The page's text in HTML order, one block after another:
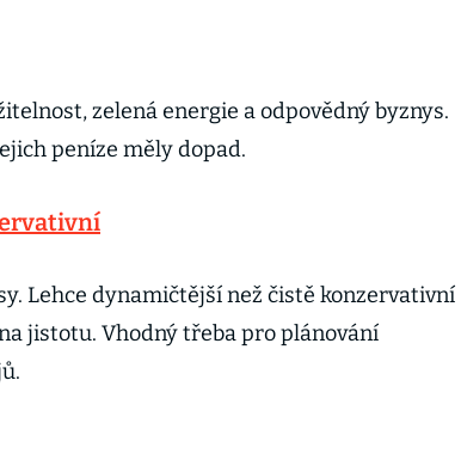
zelená energie a odpovědný byznys.
peníze měly dopad.
Lehce dynamičtější než čistě konzervativní
jistotu. Vhodný třeba pro plánování